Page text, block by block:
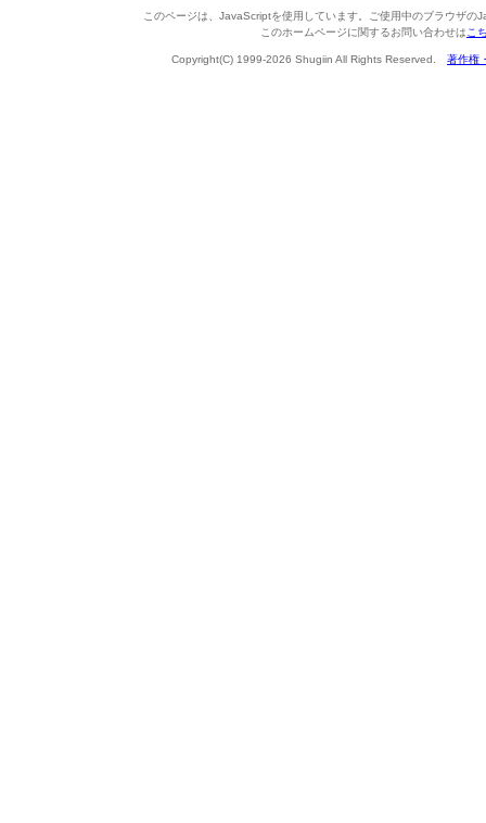
このページは、JavaScriptを使用しています。ご使用中のブラウザの
このホームページに関するお問い合わせは こ
Copyright(C) 1999-2026 Shugiin All Rights Reserved. 著作権